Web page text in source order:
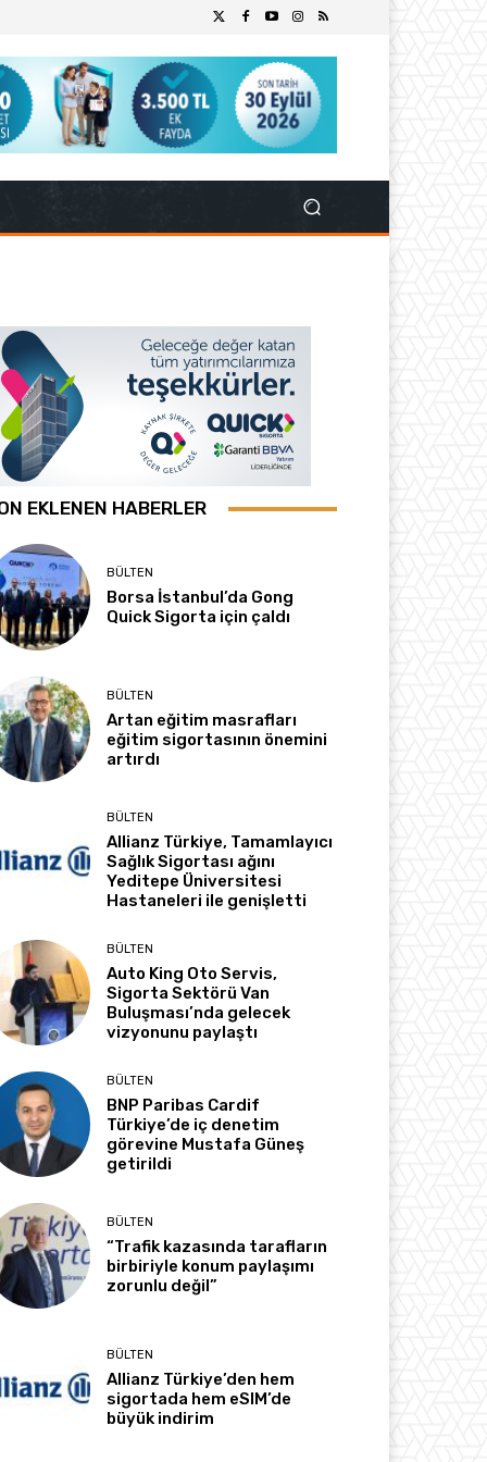
EKLENEN HABERLER
BÜLTEN
Borsa İstanbul’da Gong
Quick Sigorta için çaldı
BÜLTEN
Artan eğitim masrafları
eğitim sigortasının önemini
artırdı
BÜLTEN
Allianz Türkiye, Tamamlayıcı
Sağlık Sigortası ağını
Yeditepe Üniversitesi
Hastaneleri ile genişletti
BÜLTEN
Auto King Oto Servis,
Sigorta Sektörü Van
Buluşması’nda gelecek
vizyonunu paylaştı
BÜLTEN
BNP Paribas Cardif
Türkiye’de iç denetim
görevine Mustafa Güneş
getirildi
BÜLTEN
“Trafik kazasında tarafların
birbiriyle konum paylaşımı
zorunlu değil”
BÜLTEN
Allianz Türkiye’den hem
sigortada hem eSIM’de
büyük indirim